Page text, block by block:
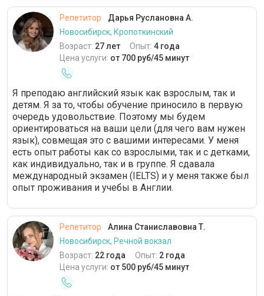
Репетитор
Дарья Руслановна А.
Новосибирск, Кропоткинский
Возраст: 27 лет Опыт: 4 года
Цена услуги: от 700 руб/45 минут
Я преподаю английский язык как взрослым, так и
детям. Я за то, чтобы обучение приносило в первую
очередь удовольствие. Поэтому мы будем
ориентироваться на ваши цели (для чего вам нужен
язык), совмещая это с вашими интересами. У меня
есть опыт работы как со взрослыми, так и с детками,
как индивидуально, так и в группе. Я сдавала
международный экзамен (IELTS) и у меня также был
опыт проживания и учебы в Англии.
Репетитор
Алина Станиславовна Т.
Новосибирск, Речной вокзал
Возраст: 22 года Опыт: 2 года
Цена услуги: от 500 руб/45 минут